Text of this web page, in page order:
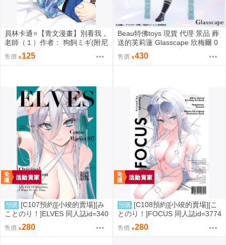
員林卡通⭐️【青文漫畫】別看我，
老師（１）作者： 狗飼ミギ(附尼
采書套)
售價 125
Beau特佛toys 現貨 代理 景品 葬
送的芙莉蓮 Glasscape 欣梅爾 0
售價 430
預購 [C107預約][小竣的賣場][み
ことのり！]ELVES 同人誌id=340
售價 280
預購 [C108預約][小竣的賣場][こ
とのり！]FOCUS 同人誌id=3774
售價 280